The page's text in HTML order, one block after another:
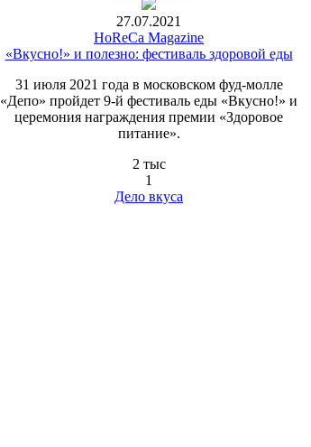
27.07.2021
HoReCa Magazine
«Вкусно!» и полезно: фестиваль здоровой еды
31 июля 2021 года в московском фуд-молле
«Депо» пройдет 9-й фестиваль еды «Вкусно!» и
церемония награждения премии «Здоровое
питание».
2 тыс
1
Дело вкуса